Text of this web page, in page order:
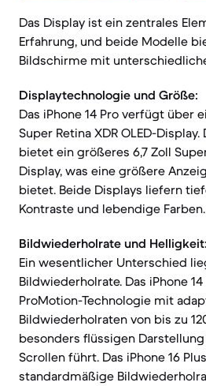
Das Display ist ein zentrales
Erfahrung, und beide Modelle
Bildschirme mit
Displaytechnologie und Größe:
Das iPhone 14 Pro verfügt über
Super Retina XDR OLED-Display.
bietet ein größeres 6,7 Zoll
Display, was eine größere
bietet. Beide Displays liefern
Kontraste und lebendige Farben.
Bildwiederholrate und Helligkeit:
Ein wesentlicher Unterschied
Bildwiederholrate. Das iPhone
ProMotion-Technologie mit
Bildwiederholraten von bis zu
besonders flüssigen
Scrollen führt. Das iPhone 16
standardmäßige